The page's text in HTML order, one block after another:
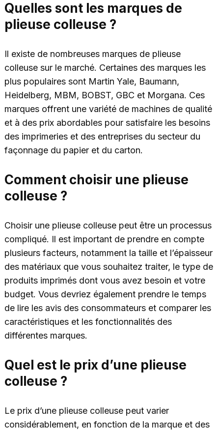
Quelles sont les marques de
plieuse colleuse ?
Il existe de nombreuses marques de plieuse
colleuse sur le marché. Certaines des marques les
plus populaires sont Martin Yale, Baumann,
Heidelberg, MBM, BOBST, GBC et Morgana. Ces
marques offrent une variété de machines de qualité
et à des prix abordables pour satisfaire les besoins
des imprimeries et des entreprises du secteur du
façonnage du papier et du carton.
Comment choisir une plieuse
colleuse ?
Choisir une plieuse colleuse peut être un processus
compliqué. Il est important de prendre en compte
plusieurs facteurs, notamment la taille et l’épaisseur
des matériaux que vous souhaitez traiter, le type de
produits imprimés dont vous avez besoin et votre
budget. Vous devriez également prendre le temps
de lire les avis des consommateurs et comparer les
caractéristiques et les fonctionnalités des
différentes marques.
Quel est le prix d’une plieuse
colleuse ?
Le prix d’une plieuse colleuse peut varier
considérablement, en fonction de la marque et des